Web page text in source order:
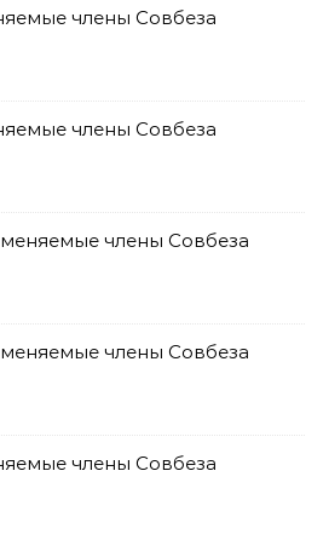
члены Совбеза
члены Совбеза
члены Совбеза
члены Совбеза
члены Совбеза